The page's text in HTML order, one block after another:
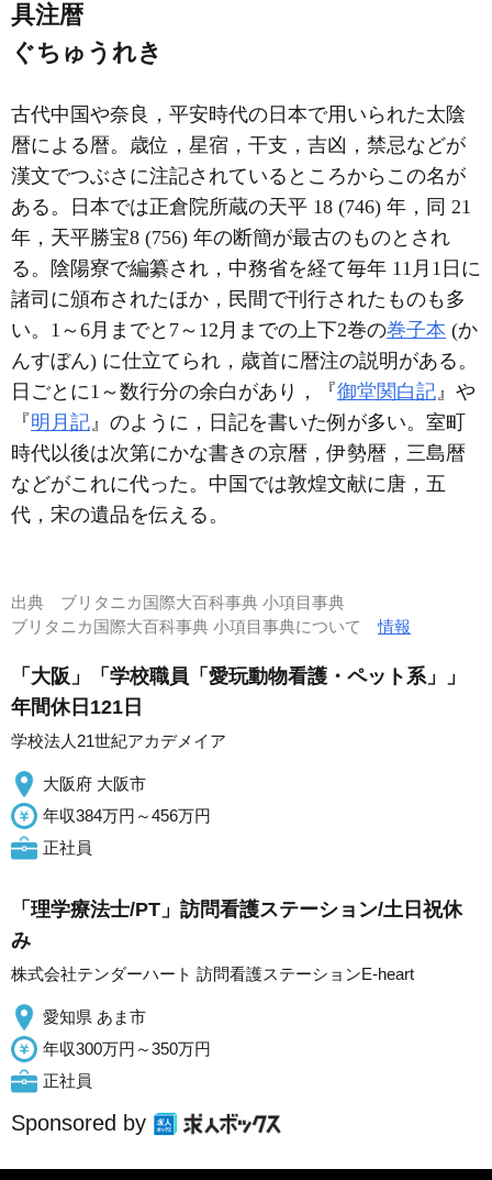
具注暦
ぐちゅうれき
古代中国や奈良，平安時代の日本で用いられた太陰
暦による暦。歳位，星宿，干支，吉凶，禁忌などが
漢文でつぶさに注記されているところからこの名が
ある。日本では正倉院所蔵の天平 18 (746) 年，同 21
年，天平勝宝8 (756) 年の断簡が最古のものとされ
る。陰陽寮で編纂され，中務省を経て毎年 11月1日に
諸司に頒布されたほか，民間で刊行されたものも多
い。1～6月までと7～12月までの上下2巻の巻子本 (か
んすぼん) に仕立てられ，歳首に暦注の説明がある。
日ごとに1～数行分の余白があり，『御堂関白記』や
『明月記』のように，日記を書いた例が多い。室町
時代以後は次第にかな書きの京暦，伊勢暦，三島暦
などがこれに代った。中国では敦煌文献に唐，五
代，宋の遺品を伝える。
出典 ブリタニカ国際大百科事典 小項目事典
ブリタニカ国際大百科事典 小項目事典について情報
「大阪」「学校職員「愛玩動物看護・ペット系」」
年間休日121日
学校法人21世紀アカデメイア
大阪府 大阪市
年収384万円～456万円
正社員
「理学療法士/PT」訪問看護ステーション/土日祝休
み
株式会社テンダーハート 訪問看護ステーションE-heart
愛知県 あま市
年収300万円～350万円
正社員
Sponsored by